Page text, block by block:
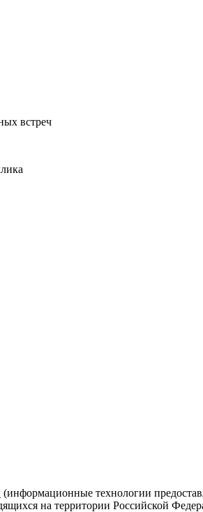
встреч
(информационные технологии
на территории Российской